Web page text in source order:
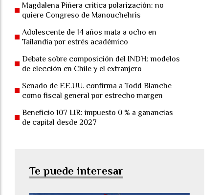
Magdalena Piñera critica polarización: no
quiere Congreso de Manouchehris
Adolescente de 14 años mata a ocho en
Tailandia por estrés académico
Debate sobre composición del INDH: modelos
de elección en Chile y el extranjero
Senado de EE.UU. confirma a Todd Blanche
como fiscal general por estrecho margen
Beneficio 107 LIR: impuesto 0 % a ganancias
de capital desde 2027
Te puede interesar